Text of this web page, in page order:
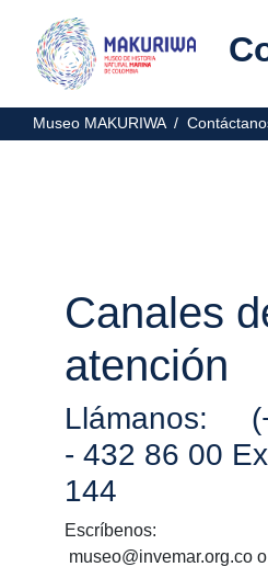
Museo MAKURIWA /
Canales
atención
Llámanos:
- 432 86 00
144
Escríbenos:
museo@invemar.org.co